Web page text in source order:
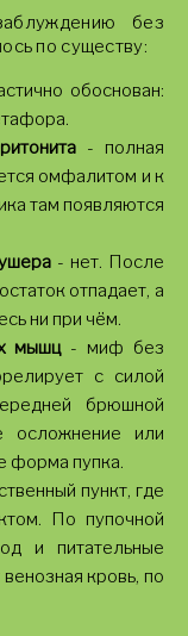
без
по существу:
обоснован:
- полная
омфалитом и к
там появляются
- нет. После
отпадает, а
ни при чём.
мышц- миф без
с силой
брюшной
осложнение или
форма пупка.
пункт, где
По пупочной
и питательные
кровь, по